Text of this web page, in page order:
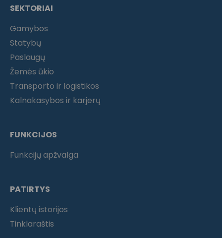
SEKTORIAI
Gamybos
Statybų
Paslaugų
Žemės ūkio
Transporto ir logistikos
Kalnakasybos ir karjerų
FUNKCIJOS
Funkcijų apžvalga
PATIRTYS
Klientų istorijos
Tinklaraštis